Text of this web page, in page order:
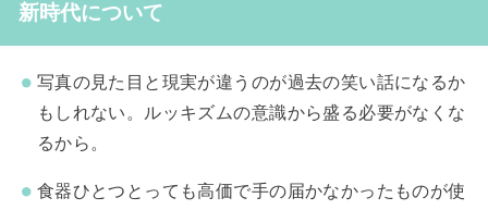
新時代について
写真の見た目と現実が違うのが過去の笑い話になるか
もしれない。ルッキズムの意識から盛る必要がなくな
るから。
食器ひとつとっても高価で手の届かなかったものが使